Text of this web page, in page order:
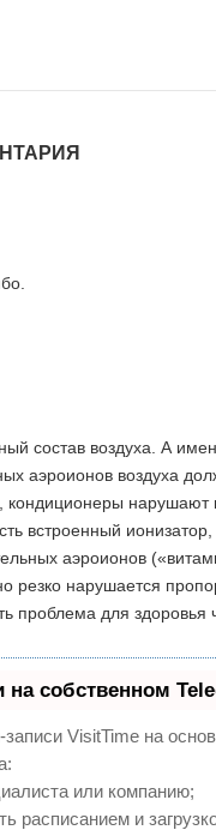
состав воздуха. А
аэроионов воздуха
нарушают
встроенный
аэроионов
резко нарушается
проблема для здоровья
на собственном
VisitTime на
или компанию;
расписанием и